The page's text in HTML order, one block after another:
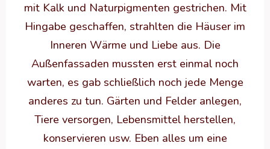
mit Kalk und Naturpigmenten gestrichen. Mit
Hingabe geschaffen, strahlten die Häuser im
Inneren Wärme und Liebe aus. Die
Außenfassaden mussten erst einmal noch
warten, es gab schließlich noch jede Menge
anderes zu tun. Gärten und Felder anlegen,
Tiere versorgen, Lebensmittel herstellen,
konservieren usw. Eben alles um eine